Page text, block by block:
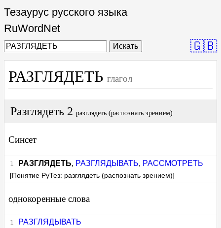
Тезаурус русского языка
RuWordNet
Искать 🇬🇧
РАЗГЛЯДЕТЬ глагол
Разглядеть 2 разглядеть (распознать зрением)
Синсет
РАЗГЛЯДЕТЬ, РАЗГЛЯДЫВАТЬ, РАССМОТРЕТЬ
[Понятие РуТез: разглядеть (распознать зрением)]
однокоренные слова
РАЗГЛЯДЫВАТЬ